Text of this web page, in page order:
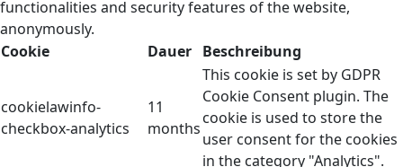
functionalities and security features of the website,
anonymously.
Cookie
Dauer Beschreibung
cookielawinfo-
checkbox-analytics
11
months
This cookie is set by GDPR
Cookie Consent plugin. The
cookie is used to store the
user consent for the cookies
in the category "Analytics".